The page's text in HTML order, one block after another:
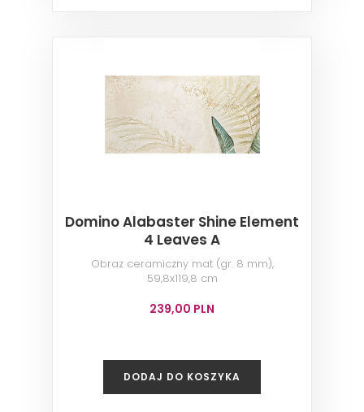
Domino Alabaster Shine Element
4 Leaves A
Obraz ceramiczny mat (gr. 8 mm),
59,8x119,8 cm
239,00 PLN
DODAJ DO KOSZYKA